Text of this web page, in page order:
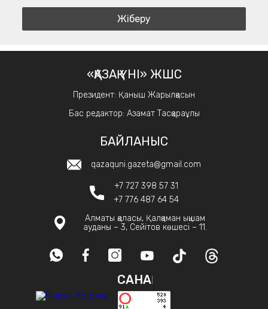
«ҚАЗАҚ ҮНІ» ЖШС
Президент: Қаныш Жарылқасын
Бас редактор: Азамат Тасқараұлы
БАЙЛАНЫС
qazaquni.gazeta@gmail.com
+7 727 398 57 31
+7 776 487 64 54
Алматы қаласы, Қалқаман ықшам
ауданы – 3, Сейітов көшесі – 11.
САНАҚ